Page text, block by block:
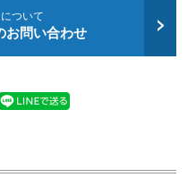
ついて
お問い合わせ